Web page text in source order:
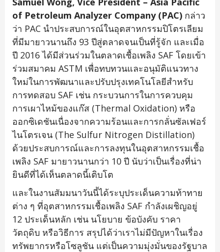
of Petroleum Analyzer Company (PAC) กล่าว
ว่า PAC นำประสบการณ์ในอุตสาหกรรมปิโตรเลียม
ที่มีมายาวนานถึง 93 ปีสู่ตลาดจนเป็นที่รู้จัก และเมื่อ
ปี 2016 ได้มีส่วนร่วมในตลาดเชื้อเพลิง SAF โดยเข้า
ร่วมสมาคม ASTM เพื่อทบทวนและอนุมัติแนวทาง
ใหม่ในการพัฒนาและปรับปรุงเทคโนโลยีสำหรับ
การทดสอบ SAF เช่น กระบวนการในการควบคุม
การเผาไหม้ของแก๊ส (Thermal Oxidation) หรือ
ออกซิเดชันเนื่องจากความร้อนและการกลั่นซัลเฟอร์
ไนโตรเจน (The Sulfur Nitrogen Distillation)
ด้วยประสบการณ์และการลงทุนในอุตสาหกรรมเชื้อ
เพลิง SAF มายาวนานกว่า 10 ปี นับว่าเป็นเรื่องที่น่า
ยินดีที่ได้เห็นตลาดนี้เติบโต
และในงานสัมมนาวันนี้ได้ระบุประเด็นความท้าทาย
ต่าง ๆ ที่อุตสาหกรรมเชื้อเพลิง SAF กำลังเผชิญอยู่
12 ประเด็นหลัก เช่น นโยบาย ข้อบังคับ ราคา
วัตถุดิบ หรือวิธีการ สรุปได้ว่าเราไม่มีปัญหาในเรื่อง
ทรัพยากรหรือโซลูชัน แต่เป็นความมุ่งมั่นของรัฐบาล